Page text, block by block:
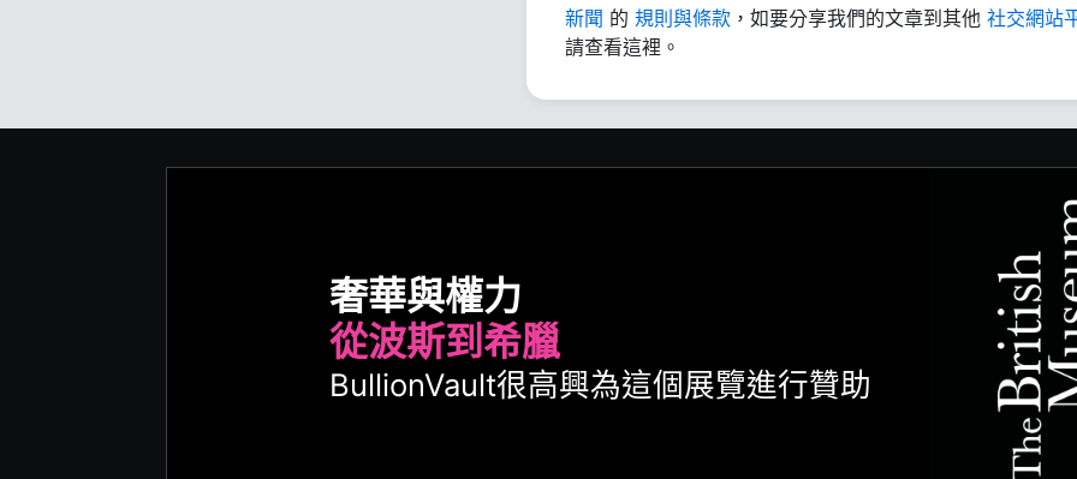
新聞 的 規則與條款 ，如要分享我們的文章到其他 社交網站
請查看這裡。
奢華與權力
從波斯到希臘
BullionVault很高興為這個展覽進行贊助